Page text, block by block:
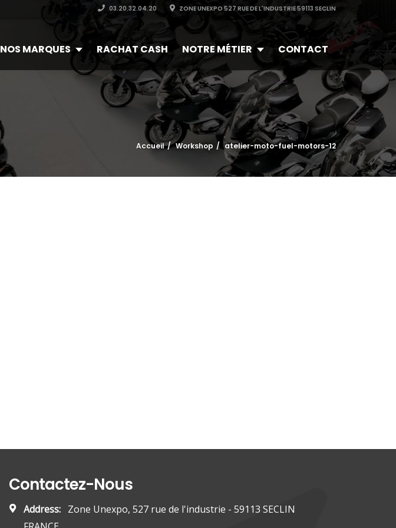
03.20.32.04.20 ZONE UNEXPO 527 RUE DE L'INDUSTRIE 59113 SECLIN
NOS MARQUES RACHAT CASH NOTRE MÉTIER CONTACT
Accueil Workshop atelier-moto-fuel-motors-12
Contactez-Nous
Address: Zone Unexpo, 527 rue de l'industrie - 59113 SECLIN